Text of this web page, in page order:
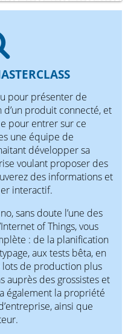
pour présenter de
produit connecté, et
pour entrer sur ce
une équipe de
développer sa
voulant proposer des
des informations et
interactif.
sans doute l’une des
of Things, vous
: de la planification
aux tests bêta, en
de production plus
auprès des grossistes et
également la propriété
ainsi que